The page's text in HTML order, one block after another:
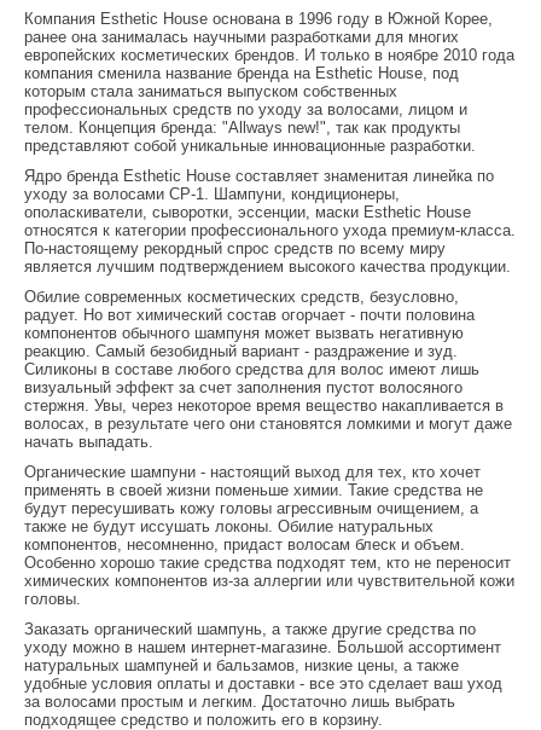
Компания Esthetic House основана в 1996 году в Южной Корее,
ранее она занималась научными разработками для многих
европейских косметических брендов. И только в ноябре 2010 года
компания сменила название бренда на Esthetic House, под
которым стала заниматься выпуском собственных
профессиональных средств по уходу за волосами, лицом и
телом. Концепция бренда: "Allways new!", так как продукты
представляют собой уникальные инновационные разработки.
Ядро бренда Esthetic House составляет знаменитая линейка по
уходу за волосами CP-1. Шампуни, кондиционеры,
ополаскиватели, сыворотки, эссенции, маски Esthetic House
относятся к категории профессионального ухода премиум-класса.
По-настоящему рекордный спрос средств по всему миру
является лучшим подтверждением высокого качества продукции.
Обилие современных косметических средств, безусловно,
радует. Но вот химический состав огорчает - почти половина
компонентов обычного шампуня может вызвать негативную
реакцию. Самый безобидный вариант - раздражение и зуд.
Силиконы в составе любого средства для волос имеют лишь
визуальный эффект за счет заполнения пустот волосяного
стержня. Увы, через некоторое время вещество накапливается в
волосах, в результате чего они становятся ломкими и могут даже
начать выпадать.
Органические шампуни - настоящий выход для тех, кто хочет
применять в своей жизни поменьше химии. Такие средства не
будут пересушивать кожу головы агрессивным очищением, а
также не будут иссушать локоны. Обилие натуральных
компонентов, несомненно, придаст волосам блеск и объем.
Особенно хорошо такие средства подходят тем, кто не переносит
химических компонентов из-за аллергии или чувствительной кожи
головы.
Заказать органический шампунь, а также другие средства по
уходу можно в нашем интернет-магазине. Большой ассортимент
натуральных шампуней и бальзамов, низкие цены, а также
удобные условия оплаты и доставки - все это сделает ваш уход
за волосами простым и легким. Достаточно лишь выбрать
подходящее средство и положить его в корзину.